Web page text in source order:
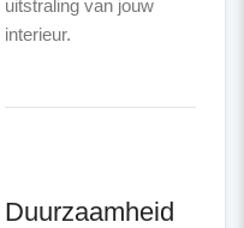
uitstraling van jouw
Duurzaamheid